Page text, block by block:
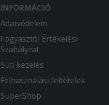
INFORMÁCIÓ
Adatvédelem
Fogyasztói Értékelési
Szabályzat
Süti kezelés
Felhasználási feltételek
SuperShop